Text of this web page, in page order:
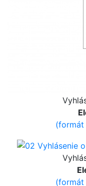
(formát
(formát